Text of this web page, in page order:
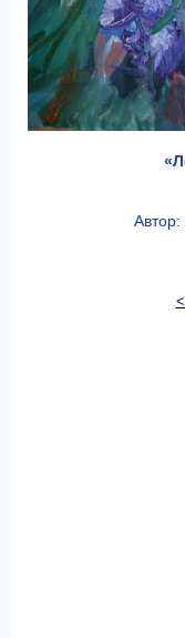
Автор: